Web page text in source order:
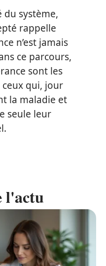
du système,
rappelle
n’est jamais
ce parcours,
sont les
qui, jour
la maladie et
seule leur
l'actu